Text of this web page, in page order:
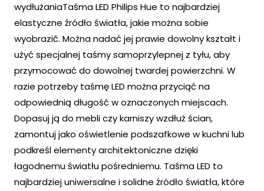
wydłużaniaTaśma LED Philips Hue to najbardziej
elastyczne źródło światła, jakie można sobie
wyobrazić. Można nadać jej prawie dowolny kształt i
użyć specjalnej taśmy samoprzylepnej z tyłu, aby
przymocować do dowolnej twardej powierzchni. W
razie potrzeby taśmę LED można przyciąć na
odpowiednią długość w oznaczonych miejscach.
Dopasuj ją do mebli czy karniszy wzdłuż ścian,
zamontuj jako oświetlenie podszafkowe w kuchni lub
podkreśl elementy architektoniczne dzięki
łagodnemu światłu pośredniemu. Taśma LED to
najbardziej uniwersalne i solidne źródło światła, które